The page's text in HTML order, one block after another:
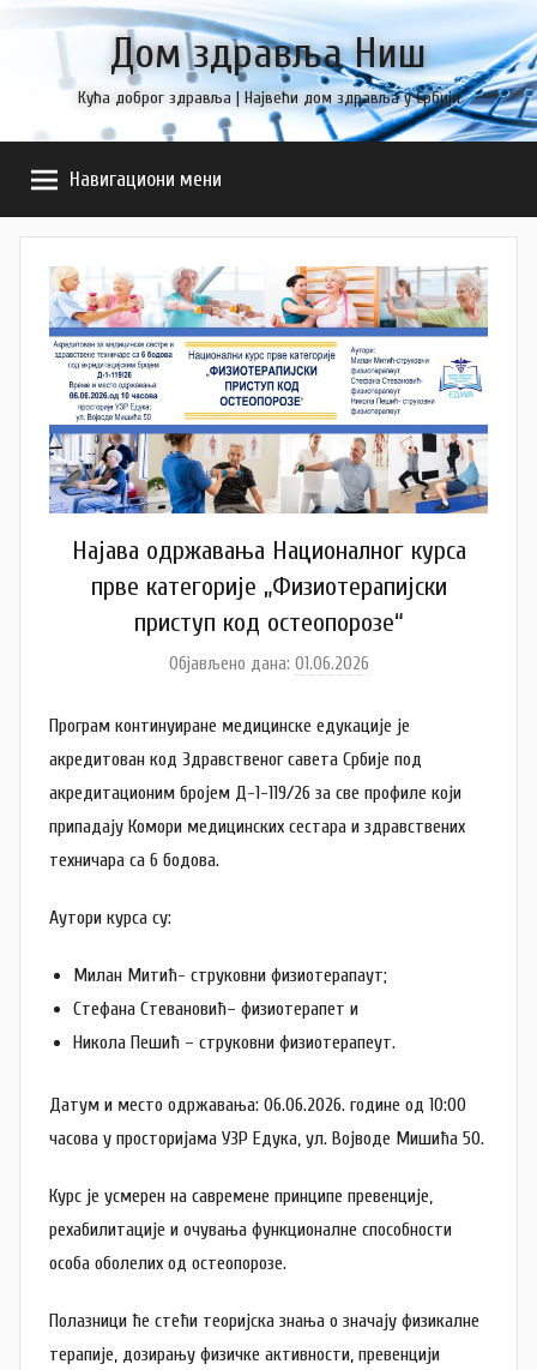
Дом здравља Ниш
Кућа доброг здравља | Највећи дом здравља у Србији
Навигациони мени
Најава одржавања Националног курса
прве категорије „Физиотерапијски
приступ код остеопорозе“
Објављено дана: 01.06.2026
т
о
р
A
l
n
o
v
ć
Програм континуиране медицинске едукације је
акредитован код Здравственог савета Србије под
акредитационим бројем Д-1-119/26 за све профиле који
припадају Комори медицинских сестара и здравствених
техничара са 6 бодова.
Аутори курса су:
Милан Митић- струковни физиотерапаут;
Стефана Стевановић– физиотерапет и
Никола Пешић – струковни физиотерапеут.
Датум и место одржавања: 06.06.2026. године од 10:00
часова у просторијама УЗР Едука, ул. Војводе Мишића 50.
Курс је усмерен на савремене принципе превенције,
рехабилитације и очувања функционалне способности
особа оболелих од остеопорозе.
Полазници ће стећи теоријска знања о значају физикалне
терапије, дозирању физичке активности, превенцији